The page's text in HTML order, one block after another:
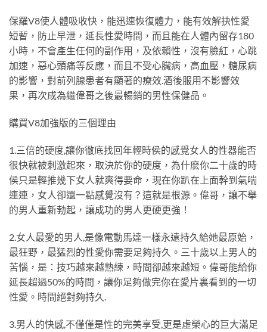
保羅V8使人體吸收快，能迅速恢復體力，能有效解抉性愛
短暫，防止早泄，延長性愛時間，而且能在人體內留存180
小時，不會產生任何的副作用，及依賴性，沒有臉紅，心跳
加速，惡心頭痛等反應，而且不受心臟病，高血壓，糖尿病
的影響，對前列腺患者有顯著的療效.酒後服用不影響效
果，再次成為繼偉哥之後最暢銷的男性保健品。
購買V8加強版的三個理由
1.三倍的硬度,讓你徹底找回年輕時侯的感覺女人的性器能否
很快就被刺激起來，取決於你的硬度，為什麽你二十歲的時
侯只是輕推幾下女人就爽得要命，現在你趴在上面幹到氣喘
連連，女人卻還一點感覺沒有？這就是根源。偉哥，讓不舉
的男人重新勃起，讓成功的男人更硬更強！
2.女人最愛的男人,是像電動馬達一樣永遠持久給她最原始，
最狂野，最猛烈的性愛你需要足夠持久。三十歲以上男人的
苦惱，是：技巧越來越熟練，時間卻越來越短。偉哥能給你
延長超過50%的時間，讓你足夠做完你在愛片裏看到的一切
性愛。時間絕對夠持久.
3.男人的快感,不僅僅是性的完美享受,更是虛榮心的巨大滿足